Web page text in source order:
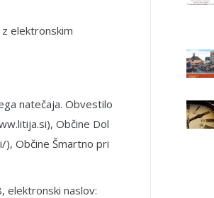
elektronskim
natečaja. Obvestilo
Občine Dol
Občine Šmartno pri
elektronski naslov: